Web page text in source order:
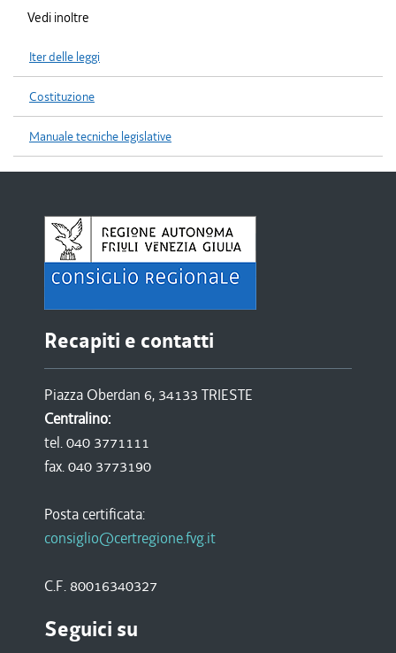
Vedi inoltre
Iter delle leggi
Costituzione
Manuale tecniche legislative
Recapiti e contatti
Piazza Oberdan 6, 34133 TRIESTE
Centralino:
tel. 040 3771111
fax. 040 3773190
Posta certificata:
consiglio@certregione.fvg.it
C.F. 80016340327
Seguici su